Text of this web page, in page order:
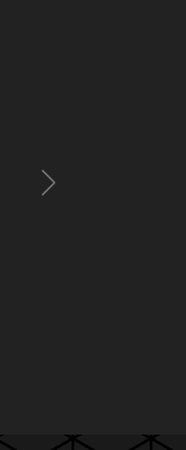
en zeer vriendelijk